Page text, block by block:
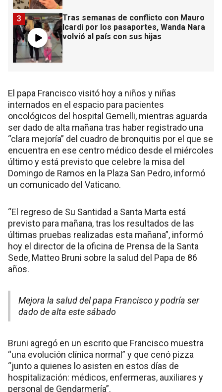
Tras semanas de conflicto con Mauro
Icardi por los pasaportes, Wanda Nara
volvió al país con sus hijas
3
El papa Francisco visitó hoy a niños y niñas
internados en el espacio para pacientes
oncológicos del hospital Gemelli, mientras aguarda
ser dado de alta mañana tras haber registrado una
“clara mejoría” del cuadro de bronquitis por el que se
encuentra en ese centro médico desde el miércoles
último y está previsto que celebre la misa del
Domingo de Ramos en la Plaza San Pedro, informó
un comunicado del Vaticano.
“El regreso de Su Santidad a Santa Marta está
previsto para mañana, tras los resultados de las
últimas pruebas realizadas esta mañana”, informó
hoy el director de la oficina de Prensa de la Santa
Sede, Matteo Bruni sobre la salud del Papa de 86
años.
Mejora la salud del papa Francisco y podría ser
dado de alta este sábado
Bruni agregó en un escrito que Francisco muestra
“una evolución clínica normal” y que cenó pizza
“junto a quienes lo asisten en estos días de
hospitalización: médicos, enfermeras, auxiliares y
personal de Gendarmería”.